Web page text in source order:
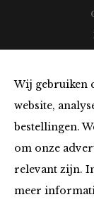
Wij gebruiken
website,
bestellingen.
om onze
relevant zijn.
meer
Maison